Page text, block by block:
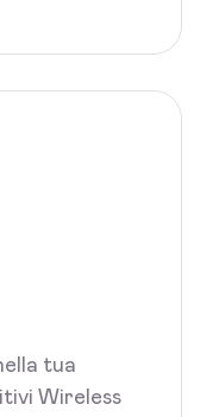
tua
Wireless